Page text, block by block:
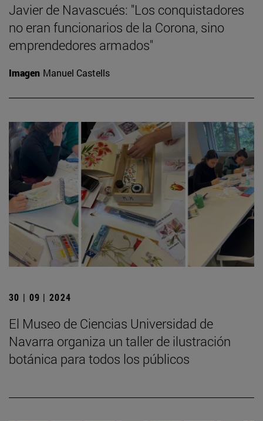
Javier de Navascués: "Los conquistadores
no eran funcionarios de la Corona, sino
emprendedores armados"
Imagen Manuel Castells
30 | 09 | 2024
El Museo de Ciencias Universidad de
Navarra organiza un taller de ilustración
botánica para todos los públicos